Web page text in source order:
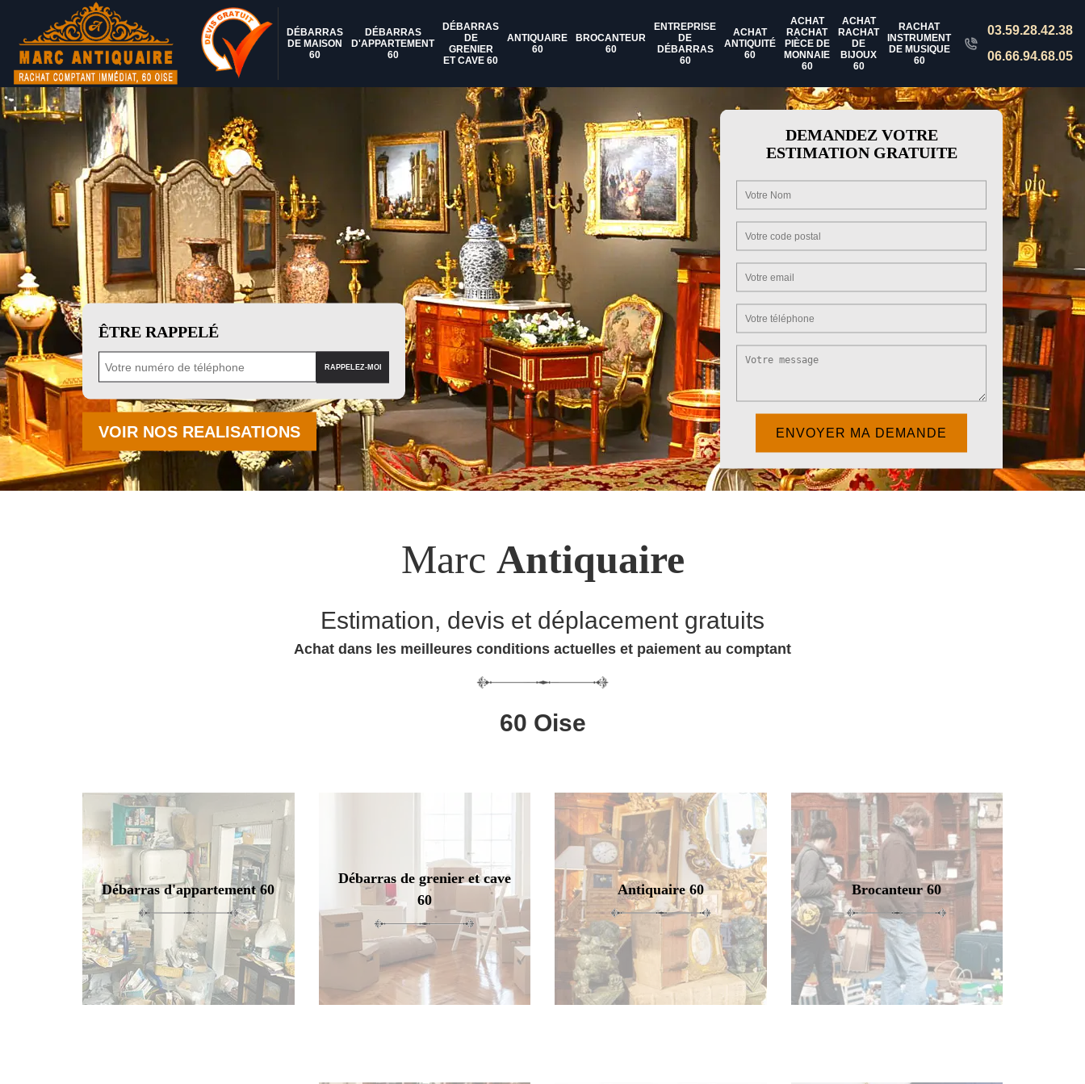
DÉBARRAS
DE MAISON
60
DÉBARRAS
D'APPARTEMENT
60
DÉBARRAS
DE
GRENIER
ET CAVE 60
ANTIQUAIRE
60
BROCANTEUR
60
ENTREPRISE
DE
DÉBARRAS
60
ACHAT
ANTIQUITÉ
60
ACHAT
RACHAT
PIÈCE DE
MONNAIE
60
ACHAT
RACHAT
DE
BIJOUX
60
RACHAT
INSTRUMENT
DE MUSIQUE
60
03.59.28.42.38
06.66.94.68.05
ÊTRE RAPPELÉ
VOIR NOS REALISATIONS
DEMANDEZ VOTRE
ESTIMATION GRATUITE
Marc Antiquaire
Estimation, devis et déplacement gratuits
Achat dans les meilleures conditions actuelles et paiement au comptant
60 Oise
Débarras d'appartement 60
Débarras de grenier et cave
60
Antiquaire 60 Brocanteur 60